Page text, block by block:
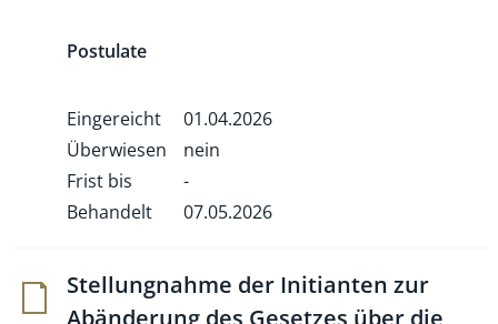
Postulate
Eingereicht
01.04.2026
Überwiesen
nein
Frist bis
-
Behandelt
07.05.2026
Stel­lung­nahme der Ini­ti­anten zur
Abän­de­rung des Gesetzes über die